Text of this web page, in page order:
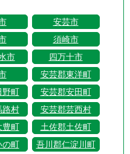
安芸市
須崎市
市
四万十市
安芸郡東洋町
野町
安芸郡安田町
路村
安芸郡芸西村
豊町
土佐郡土佐町
の町
吾川郡仁淀川町